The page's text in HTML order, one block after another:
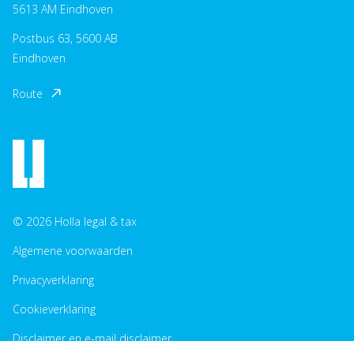
5613 AM Eindhoven
Postbus 63, 5600 AB
Eindhoven
Route
© 2026 Holla legal & tax
Algemene voorwaarden
Privacyverklaring
Cookieverklaring